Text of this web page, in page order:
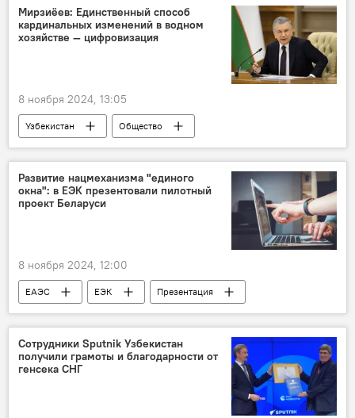
Дискуссионный клуб "Валдай"
выступление
США В мире
Мирзиёев: Единственный способ
кардинальных изменений в водном
хозяйстве — цифровизация
8 ноября 2024, 13:05
Узбекистан
Общество
Шавкат Мирзиёев
видеоселекторное совещание
Развитие нацмеханизма "единого
окна": в ЕЭК презентовали пилотный
проект Беларуси
8 ноября 2024, 12:00
ЕАЭС ЕЭК
Презентация
Беларусь
пилотный проект
Таможня
Сотрудники Sputnik Узбекистан
получили грамоты и благодарности от
генсека СНГ